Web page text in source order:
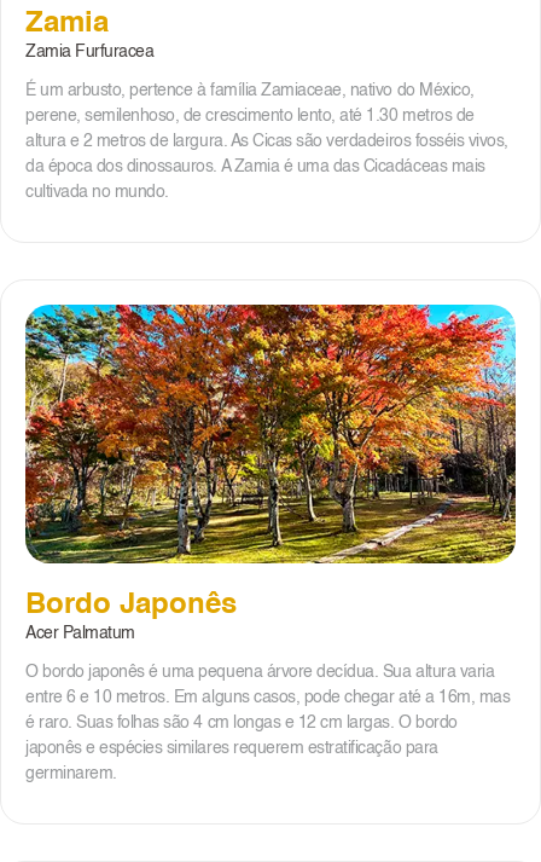
Zamia
Zamia Furfuracea
É um arbusto, pertence à família Zamiaceae, nativo do México,
perene, semilenhoso, de crescimento lento, até 1.30 metros de
altura e 2 metros de largura. As Cicas são verdadeiros fosséis vivos,
da época dos dinossauros. A Zamia é uma das Cicadáceas mais
cultivada no mundo.
Bordo Japonês
Acer Palmatum
O bordo japonês é uma pequena árvore decídua. Sua altura varia
entre 6 e 10 metros. Em alguns casos, pode chegar até a 16m, mas
é raro. Suas folhas são 4 cm longas e 12 cm largas. O bordo
japonês e espécies similares requerem estratificação para
germinarem.